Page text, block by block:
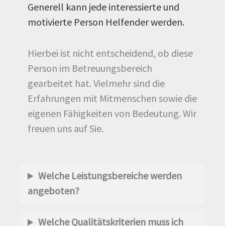
Generell kann jede interessierte und
motivierte Person Helfender werden.
Hierbei ist nicht entscheidend, ob diese
Person im Betreuungsbereich
gearbeitet hat. Vielmehr sind die
Erfahrungen mit Mitmenschen sowie die
eigenen Fähigkeiten von Bedeutung. Wir
freuen uns auf Sie.
Welche Leistungsbereiche werden
angeboten?
Welche Qualitätskriterien muss ich